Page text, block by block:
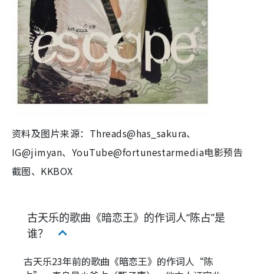
资料及图片来源：Threads@has_sakura、
IG@jimyan、YouTube@fortunestarmedia电影预告
截图、KKBOX
古天乐的歌曲《暗恋王》的作词人“陈占”是
谁？
古天乐23年前的歌曲《暗恋王》的作词人“陈